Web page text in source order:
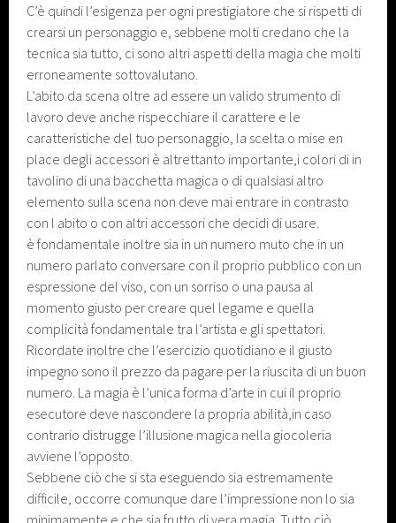
C’è quindi l’esigenza per ogni prestigiatore che si rispetti di
crearsi un personaggio e, sebbene molti credano che la
tecnica sia tutto, ci sono altri aspetti della magia che molti
erroneamente sottovalutano.
L’abito da scena oltre ad essere un valido strumento di
lavoro deve anche rispecchiare il carattere e le
caratteristiche del tuo personaggio, la scelta o mise en
place degli accessori è altrettanto importante,i colori di in
tavolino di una bacchetta magica o di qualsiasi altro
elemento sulla scena non deve mai entrare in contrasto
con l abito o con altri accessori che decidi di usare.
è fondamentale inoltre sia in un numero muto che in un
numero parlato conversare con il proprio pubblico con un
espressione del viso, con un sorriso o una pausa al
momento giusto per creare quel legame e quella
complicità fondamentale tra l’artista e gli spettatori.
Ricordate inoltre che l’esercizio quotidiano e il giusto
impegno sono il prezzo da pagare per la riuscita di un buon
numero. La magia è l’unica forma d’arte in cui il proprio
esecutore deve nascondere la propria abilità,in caso
contrario distrugge l’illusione magica nella giocoleria
avviene l’opposto.
Sebbene ciò che si sta eseguendo sia estremamente
difficile, occorre comunque dare l’impressione non lo sia
minimamente e che sia frutto di vera magia. Tutto ciò